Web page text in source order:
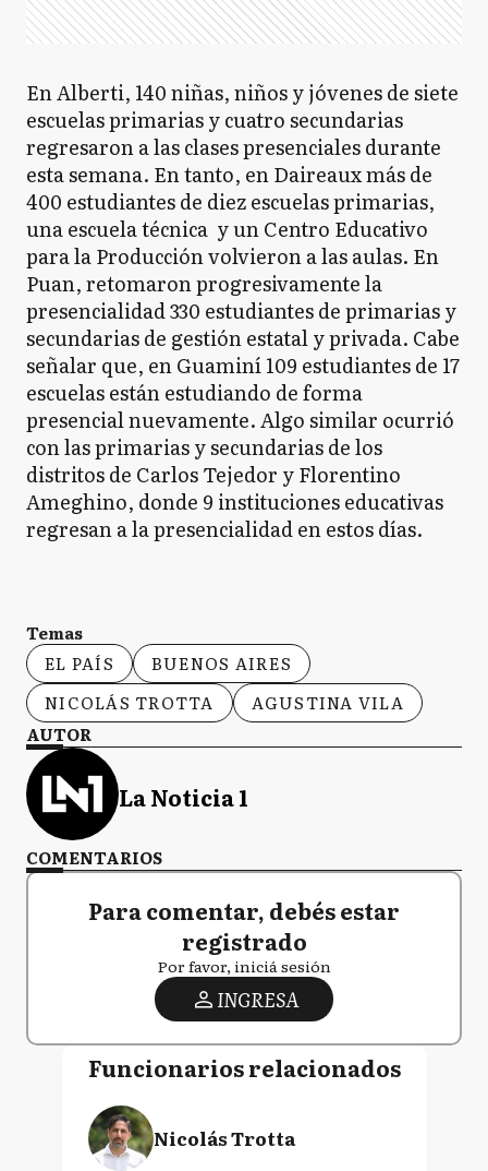
En Alberti, 140 niñas, niños y jóvenes de siete
escuelas primarias y cuatro secundarias
regresaron a las clases presenciales durante
esta semana. En tanto, en Daireaux más de
400 estudiantes de diez escuelas primarias,
una escuela técnica y un Centro Educativo
para la Producción volvieron a las aulas. En
Puan, retomaron progresivamente la
presencialidad 330 estudiantes de primarias y
secundarias de gestión estatal y privada. Cabe
señalar que, en Guaminí 109 estudiantes de 17
escuelas están estudiando de forma
presencial nuevamente. Algo similar ocurrió
con las primarias y secundarias de los
distritos de Carlos Tejedor y Florentino
Ameghino, donde 9 instituciones educativas
regresan a la presencialidad en estos días.
Temas
EL PAÍS
BUENOS AIRES
NICOLÁS TROTTA
AGUSTINA VILA
AUTOR
La Noticia 1
COMENTARIOS
Para comentar, debés estar
registrado
Por favor, iniciá sesión
INGRESA
Funcionarios relacionados
Nicolás Trotta